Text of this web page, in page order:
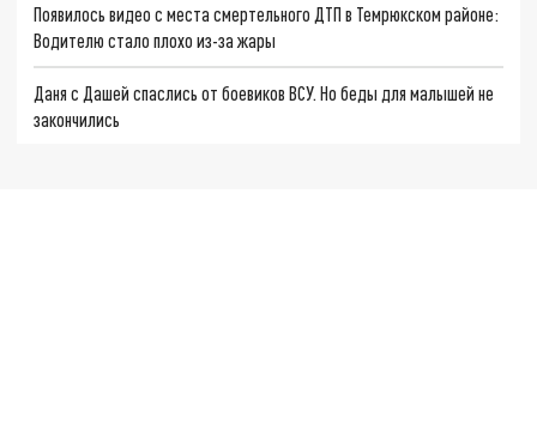
Появилось видео с места смертельного ДТП в Темрюкском районе:
Водителю стало плохо из-за жары
Даня с Дашей спаслись от боевиков ВСУ. Но беды для малышей не
закончились